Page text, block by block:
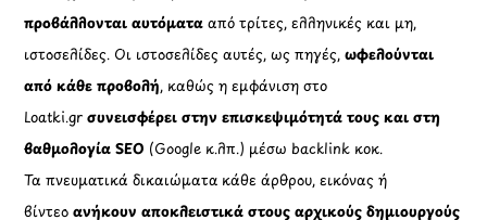
Πολιτική Εκπτώσεων και Προσφορών
Όροι Affiliate Συνδέσμων & Προωθητικού Υλικού
Πολιτική Διαφημιστικής Διαφάνειας
Όροι Προγράμματος Επιβράβευσης